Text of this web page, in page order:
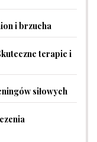
i brzucha
terapie i
siłowych